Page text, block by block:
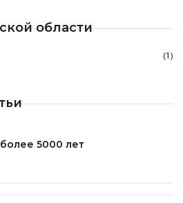
области
(1)
5000 лет